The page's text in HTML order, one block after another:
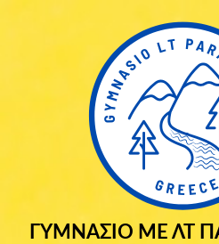
ΓΥΜΝΑΣΙΟ ΜΕ ΛΤ